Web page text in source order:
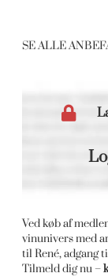
SE ALLE
Ved køb af
vinunivers med
til René, adgang
Tilmeld dig nu –